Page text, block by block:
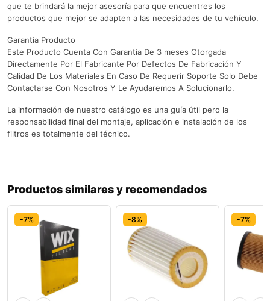
que te brindará la mejor asesoría para que encuentres los
productos que mejor se adapten a las necesidades de tu vehículo.
Garantia Producto
Este Producto Cuenta Con Garantia De 3 meses Otorgada
Directamente Por El Fabricante Por Defectos De Fabricación Y
Calidad De Los Materiales En Caso De Requerir Soporte Solo Debe
Contactarse Con Nosotros Y Le Ayudaremos A Solucionarlo.
La información de nuestro catálogo es una guía útil pero la
responsabilidad final del montaje, aplicación e instalación de los
filtros es totalmente del técnico.
Productos similares y recomendados
-7% -8% -7%